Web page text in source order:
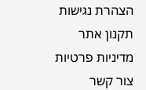
הצהרת נגישות
תקנון אתר
מדיניות פרטיות
צור קשר